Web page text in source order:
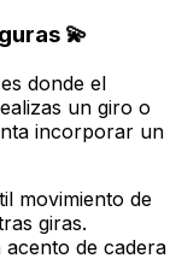
💫
donde el
un giro o
incorporar un
movimiento de
giras.
de cadera